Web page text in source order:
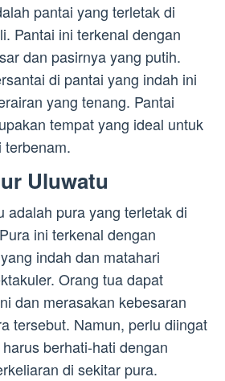
pantai yang terletak di
Pantai ini terkenal dengan
dan pasirnya yang putih.
di pantai yang indah ini
yang tenang. Pantai
tempat yang ideal untuk
terbenam.
Uluwatu
adalah pura yang terletak di
ini terkenal dengan
indah dan matahari
Orang tua dapat
dan merasakan kebesaran
tersebut. Namun, perlu diingat
berhati-hati dengan
di sekitar pura.